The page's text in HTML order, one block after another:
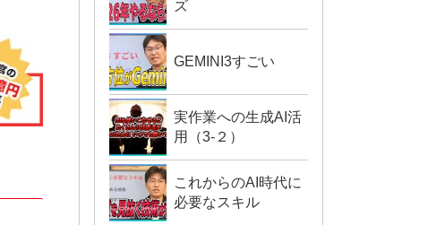
ズ
GEMINI3すごい
実作業への生成AI活
用（3-２）
これからのAI時代に
必要なスキル